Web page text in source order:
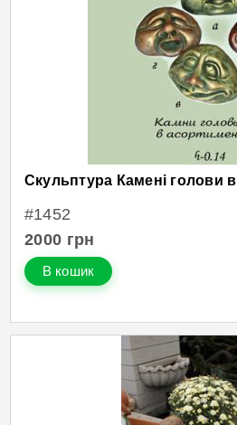
Скульптура Камені голови
#1452
2000 грн
В кошик